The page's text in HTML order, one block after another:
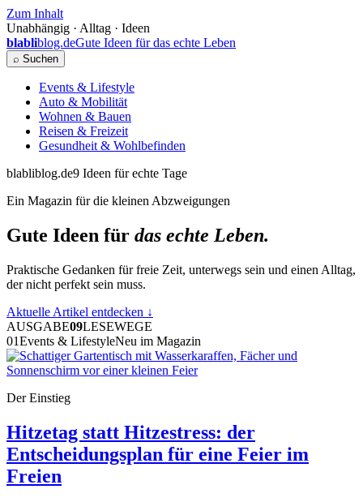
Zum Inhalt
Unabhängig · Alltag · Ideen
blabliblog.deGute Ideen für das echte Leben
⌕ Suchen
Events & Lifestyle
Auto & Mobilität
Wohnen & Bauen
Reisen & Freizeit
Gesundheit & Wohlbefinden
blabliblog.de9 Ideen für echte Tage
Ein Magazin für die kleinen Abzweigungen
Gute Ideen für das echte Leben.
Praktische Gedanken für freie Zeit, unterwegs sein und einen Alltag,
der nicht perfekt sein muss.
Aktuelle Artikel entdecken ↓
AUSGABE09LESEWEGE
01Events & LifestyleNeu im Magazin
Der Einstieg
Hitzetag statt Hitzestress: der
Entscheidungsplan für eine Feier im
Freien